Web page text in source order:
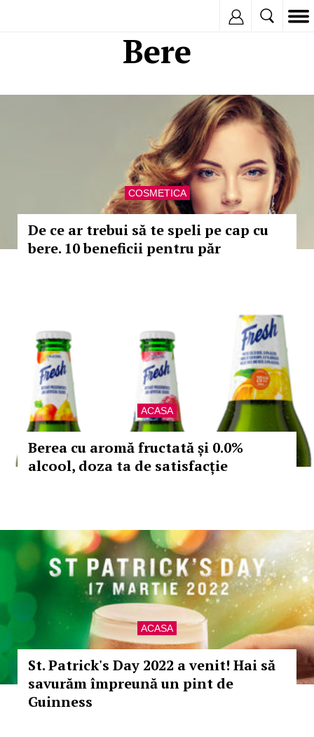
Bere
COSMETICA
De ce ar trebui să te speli pe cap cu
bere. 10 beneficii pentru păr
ACASA
Berea cu aromă fructată și 0.0%
alcool, doza ta de satisfacție
ACASA
St. Patrick's Day 2022 a venit! Hai să
savurăm împreună un pint de
Guinness